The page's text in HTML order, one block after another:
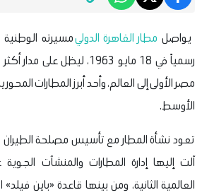
يواصل مطار القاهرة الدوليمسيرته الوطنية
رسمياً في 18 مايو 1963، ليظل
مصر الأولى إلى العالم، وأحد أبرز المطارات
الأوسط.
تعود نشأة المطار مع تأسيس مصلحة الطيران
آلت إليها إدارة المطارات والمنشآت
العالمية الثانية، ومن بينها قاعدة «باين